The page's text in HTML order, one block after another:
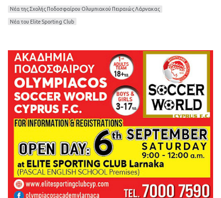
Νέα της Σχολής Ποδοσφαίρου Ολυμπιακού Πειραιώς Λάρνακας
Νέα του Elite Sporting Club